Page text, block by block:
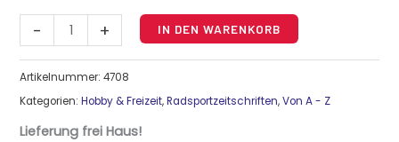
- + IN DEN WARENKORB
Artikelnummer:4708
Kategorien:Hobby & Freizeit,Radsportzeitschriften,Von A - Z
Lieferung frei Haus!